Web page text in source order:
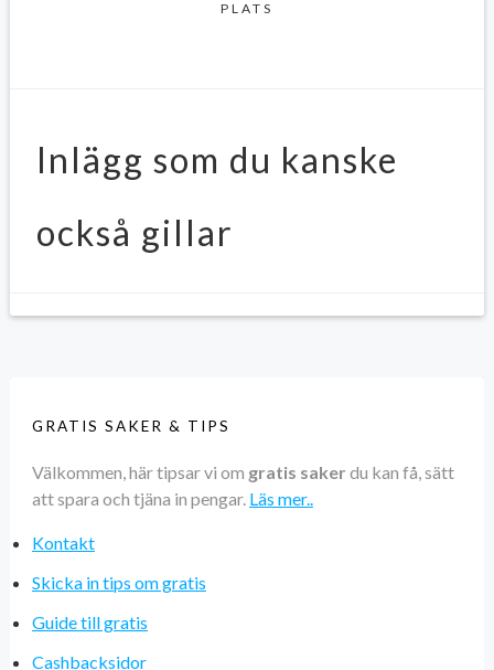
PLATS
Inlägg som du kanske
också gillar
GRATIS SAKER & TIPS
Välkommen, här tipsar vi om gratis saker du kan få, sätt
att spara och tjäna in pengar. Läs mer..
Kontakt
Skicka in tips om gratis
Guide till gratis
Cashbacksidor